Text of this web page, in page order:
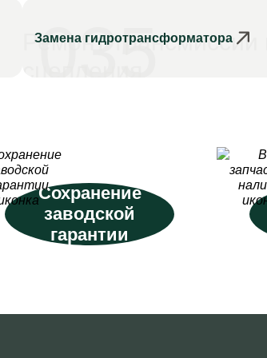
035
Ремонт трансмиссии и
сцепления
Замена гидротрансформатора
Сохранение
заводской
гарантии